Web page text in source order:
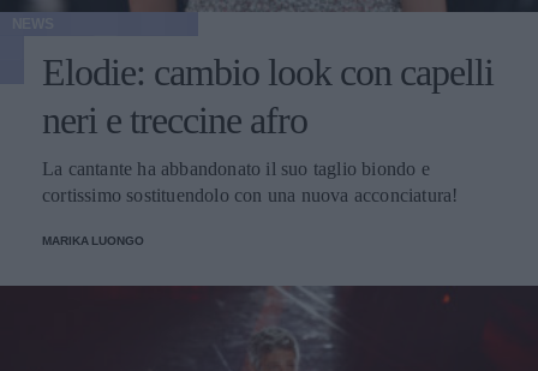
Elodie: cambio look con capelli
neri e treccine afro
La cantante ha abbandonato il suo taglio biondo e
cortissimo sostituendolo con una nuova acconciatura!
MARIKA LUONGO